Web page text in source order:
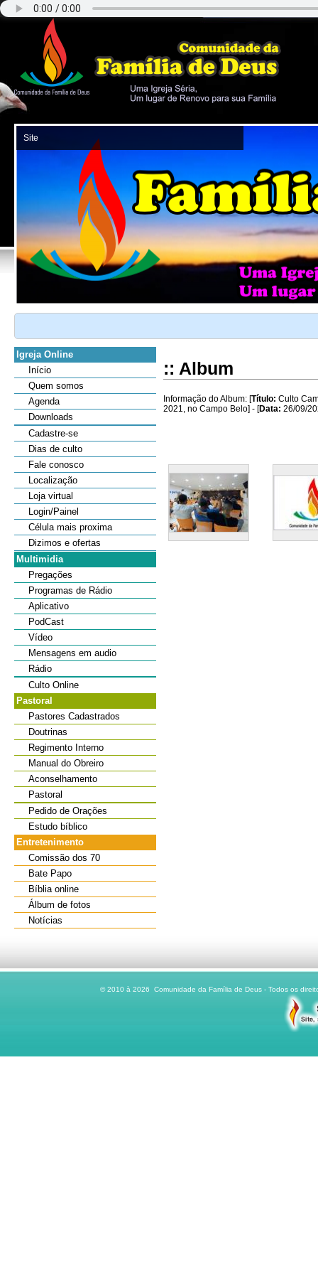
Igreja Online
Início
Quem somos
Agenda
Downloads
Cadastre-se
Dias de culto
Fale conosco
Localização
Loja virtual
Login/Painel
Célula mais proxima
Dizimos e ofertas
Multimidia
Pregações
Programas de Rádio
Aplicativo
PodCast
Vídeo
Mensagens em audio
Rádio
Culto Online
Pastoral
Pastores Cadastrados
Doutrinas
Regimento Interno
Manual do Obreiro
Aconselhamento
Pastoral
Pedido de Orações
Estudo bíblico
Entretenimento
Comissão dos 70
Bate Papo
Bíblia online
Álbum de fotos
Notícias
:: Album
Informação do Album: [Título: Culto
2021, no Campo Belo] - [Data: 26/09/
© 2010 à 2026 Comunidade da Família de Deus - Todos os